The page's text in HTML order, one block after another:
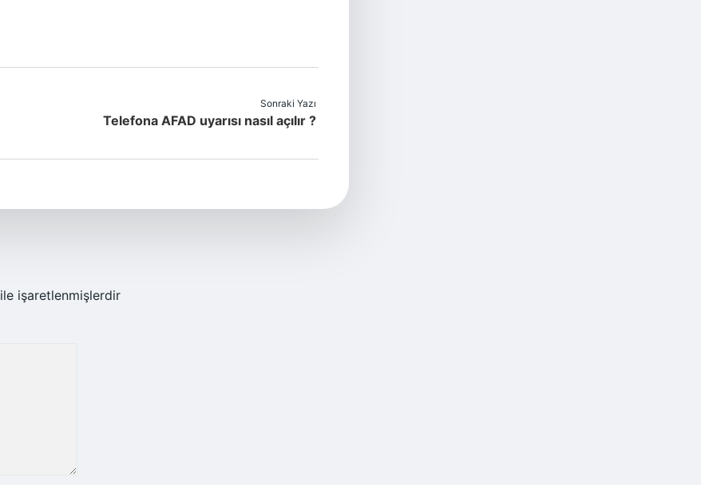
Sonraki Yazı
Telefona AFAD uyarısı nasıl açılır ?
ile işaretlenmişlerdir